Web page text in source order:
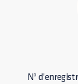
Nº